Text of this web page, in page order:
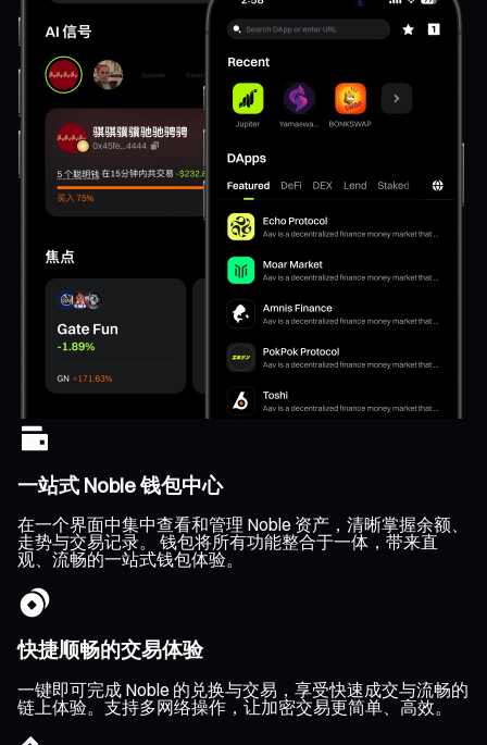
一站式 Noble 钱包中心
在一个界面中集中查看和管理 Noble 资产，清晰掌握余额、
走势与交易记录。 钱包将所有功能整合于一体，带来直
观、流畅的一站式钱包体验。
快捷顺畅的交易体验
一键即可完成 Noble 的兑换与交易，享受快速成交与流畅的
链上体验。支持多网络操作，让加密交易更简单、高效。